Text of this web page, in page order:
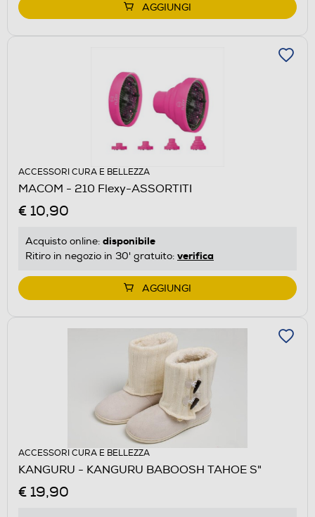
AGGIUNGI
ACCESSORI CURA E BELLEZZA
MACOM - 210 Flexy-ASSORTITI
€ 10,90
Acquisto online: disponibile
Ritiro in negozio in 30' gratuito: verifica
AGGIUNGI
ACCESSORI CURA E BELLEZZA
KANGURU - KANGURU BABOOSH TAHOE S"
€ 19,90